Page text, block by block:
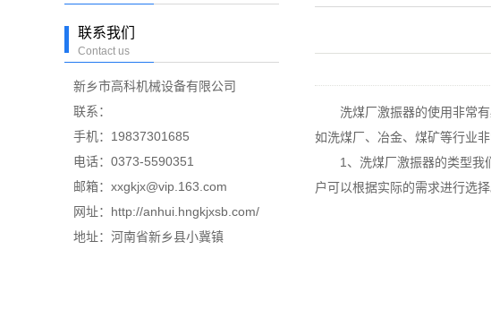
联系我们
Contact us
新乡市高科机械设备有限公司
联系：
手机：19837301685
电话：0373-5590351
邮箱：xxgkjx@vip.163.com
网址：http://anhui.hngkjxsb.com/
地址：河南省新乡县小冀镇
洗煤厂激振器的使用非常有
如洗煤厂、冶金、煤矿等行业非
1、洗煤厂激振器的类型我们
户可以根据实际的需求进行选择